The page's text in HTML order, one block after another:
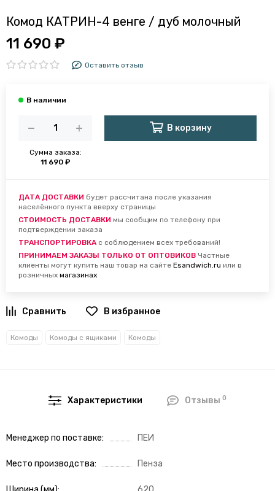
Комод КАТРИН-4 венге / дуб молочный
11 690 ₽
Оставить отзыв
Сумма заказа:
11 690 ₽
В корзину
ДАТА ДОСТАВКИ будет рассчитана после указания
населённого пункта вверху страницы
СТОИМОСТЬ ДОСТАВКИ мы сообщим по телефону при
подтверждении заказа
ТРАНСПОРТИРОВКА с соблюдением всех требований!
ПРИНИМАЕМ ЗАКАЗЫ ТОЛЬКО ОТ ОПТОВИКОВ Частные
клиенты могут купить наш товар на сайте Esandwich.ru или в
розничных магазинах
В избранное
Комоды Комоды с ящиками Комоды
Характеристики Отзывы 0
Менеджер по поставке ПЕИ
Место производства Пенза